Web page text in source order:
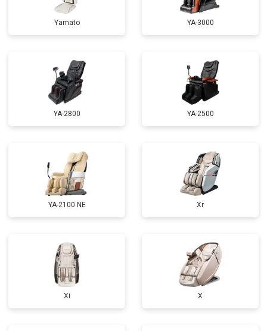
Ремонт электропроводки от 3900 ₽ Заказать
Ремонт сканера от 4800 ₽ Заказать
Замена сетевого трансформатора от 4500 ₽ Заказать
Ремонт микро-лифта от 5500 ₽
Yamato YA-3000
YA-2800 YA-2500
YA-2100 NE Xr
Xi X